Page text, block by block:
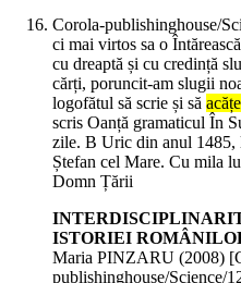
Corola-publishinghouse/
ci mai virtos sa o
cu dreaptă și cu credință
cărți, poruncit-am slugii
logofătul să scrie și să acățe
scris Oanță gramaticul În
zile. B Uric din anul 1485,
Ștefan cel Mare. Cu mila
Domn Țării
ISTORIEI
Maria PINZARU (2008)
publishinghouse/Science/